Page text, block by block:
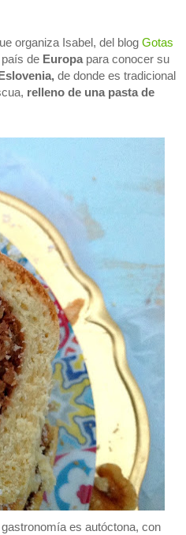
organiza Isabel, del blog Gotas
de Europa para conocer su
de donde es tradicional
relleno de una pasta de
gastronomía es autóctona, con